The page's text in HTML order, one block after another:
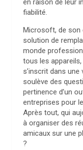
en raison de leur
fiabilité.
Microsoft, de son
solution de
monde
tous les
s’inscrit dans
soulève des
pertinence d’un
entreprises pour
Après tout, qui
à organiser des
amicaux sur une
?